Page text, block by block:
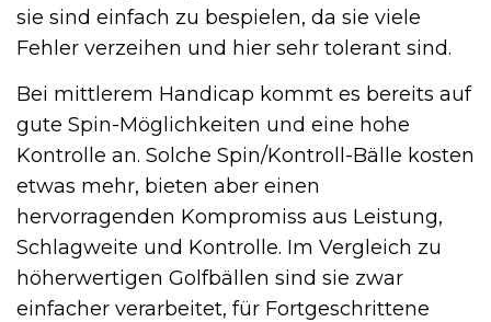
sie sind einfach zu bespielen, da sie viele
Fehler verzeihen und hier sehr tolerant sind.
Bei mittlerem Handicap kommt es bereits auf
gute Spin-Möglichkeiten und eine hohe
Kontrolle an. Solche Spin/Kontroll-Bälle kosten
etwas mehr, bieten aber einen
hervorragenden Kompromiss aus Leistung,
Schlagweite und Kontrolle. Im Vergleich zu
höherwertigen Golfbällen sind sie zwar
einfacher verarbeitet, für Fortgeschrittene